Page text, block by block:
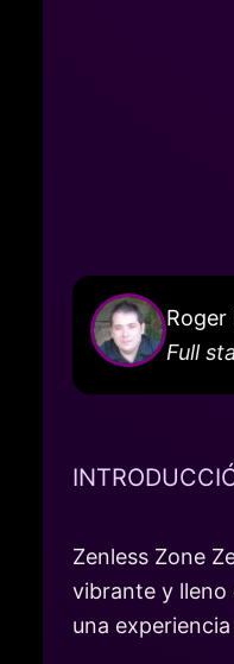
Roger
Full
Zenless Zone
vibrante y lleno
una